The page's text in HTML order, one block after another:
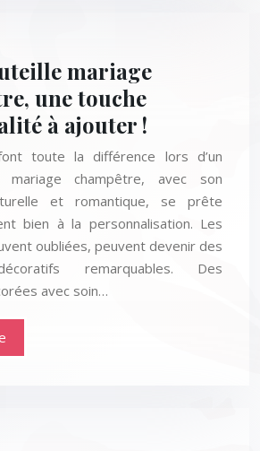
mariage
une touche
à ajouter !
toute la différence lors d’un
mariage champêtre, avec son
et romantique, se prête
bien à la personnalisation. Les
oubliées, peuvent devenir des
remarquables. Des
avec soin…